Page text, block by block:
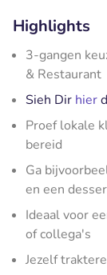
Highlights
3-gangen
& Restaurant
Sieh Dir hier
Proef lokale
bereid
Ga
en een
Ideaal voor
of collega's
Jezelf